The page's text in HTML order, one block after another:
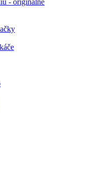
- originálne